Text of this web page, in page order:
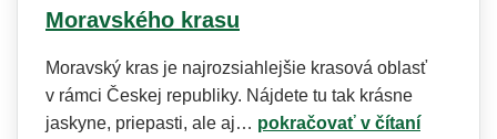
Moravského krasu
Moravský kras je najrozsiahlejšie krasová oblasť
v rámci Českej republiky. Nájdete tu tak krásne
jaskyne, priepasti, ale aj… pokračovať v čítaní